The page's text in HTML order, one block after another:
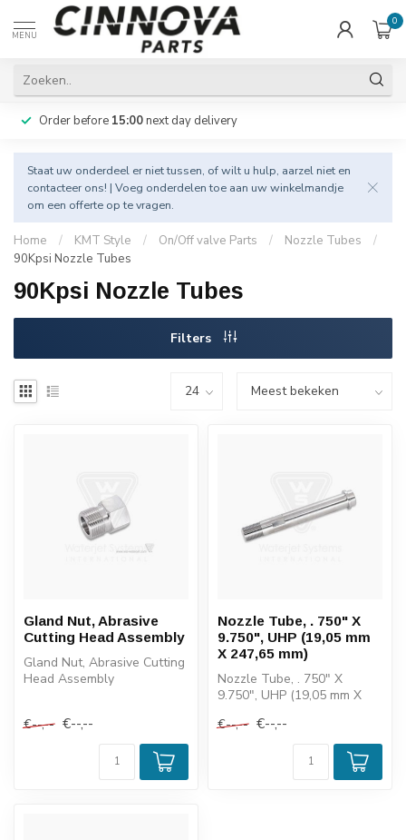
MENU
0
Order before 15:00next day delivery
Staat uw onderdeel er niet tussen, of wilt u hulp, aarzel niet en
contacteer ons! | Voeg onderdelen toe aan uw winkelmandje
om een offerte op te vragen.
Home / KMT Style / On/Off valve Parts / Nozzle Tubes
/
90Kpsi Nozzle Tubes
90Kpsi Nozzle Tubes
Filters
Gland Nut, Abrasive
Cutting Head Assembly
Gland Nut, Abrasive Cutting
Head Assembly
€--,-- €--,--
Nozzle Tube, . 750" X
9.750", UHP (19,05 mm
X 247,65 mm)
Nozzle Tube, . 750" X
9.750", UHP (19,05 mm X
€--,-- €--,--